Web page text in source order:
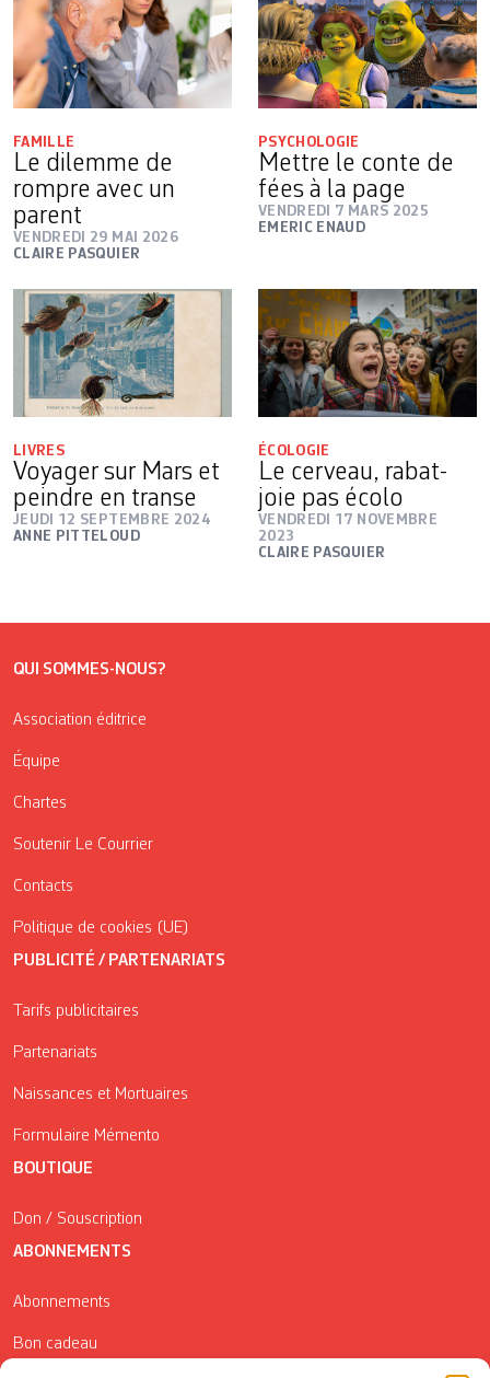
FAMILLE
Le dilemme de
rompre avec un
parent
VENDREDI 29 MAI 2026
CLAIRE PASQUIER
PSYCHOLOGIE
Mettre le conte de
fées à la page
VENDREDI 7 MARS 2025
EMERIC ENAUD
LIVRES
Voyager sur Mars et
peindre en transe
JEUDI 12 SEPTEMBRE 2024
ANNE PITTELOUD
ÉCOLOGIE
Le cerveau, rabat-
joie pas écolo
VENDREDI 17 NOVEMBRE
2023
CLAIRE PASQUIER
QUI SOMMES-NOUS?
Association éditrice
Équipe
Chartes
Soutenir Le Courrier
Contacts
Politique de cookies (UE)
PUBLICITÉ / PARTENARIATS
Tarifs publicitaires
Partenariats
Naissances et Mortuaires
Formulaire Mémento
BOUTIQUE
Don / Souscription
ABONNEMENTS
Abonnements
Bon cadeau